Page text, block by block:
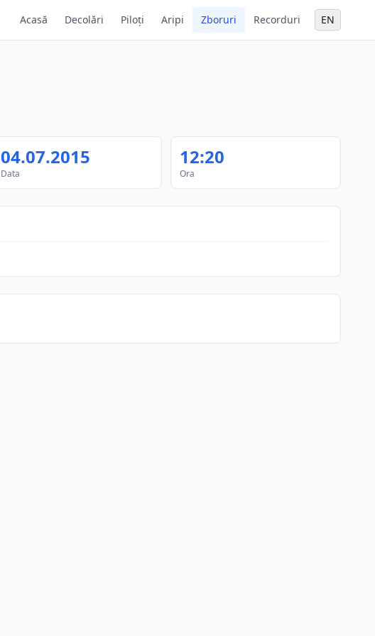
Acasă Decolări Piloți Aripi Zboruri Recorduri EN
04.07.2015
Data
12:20
Ora